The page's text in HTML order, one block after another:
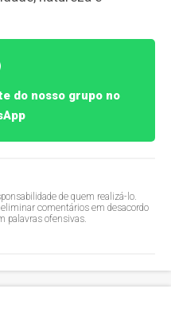
do nosso grupo no
de quem realizá-lo.
comentários em desacordo
palavras ofensivas.